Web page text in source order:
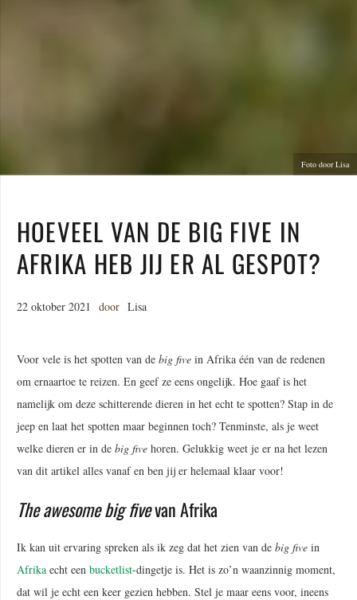
Foto door Lisa
HOEVEEL VAN DE BIG FIVE IN
AFRIKA HEB JIJ ER AL GESPOT?
22 oktober 2021 door Lisa
Voor vele is het spotten van de big five in Afrika één van de redenen
om ernaartoe te reizen. En geef ze eens ongelijk. Hoe gaaf is het
namelijk om deze schitterende dieren in het echt te spotten? Stap in de
jeep en laat het spotten maar beginnen toch? Tenminste, als je weet
welke dieren er in de big five horen. Gelukkig weet je er na het lezen
van dit artikel alles vanaf en ben jij er helemaal klaar voor!
The awesome big fivevan Afrika
Ik kan uit ervaring spreken als ik zeg dat het zien van de big five in
Afrika echt een bucketlist-dingetje is. Het is zo’n waanzinnig moment,
dat wil je echt een keer gezien hebben. Stel je maar eens voor, ineens